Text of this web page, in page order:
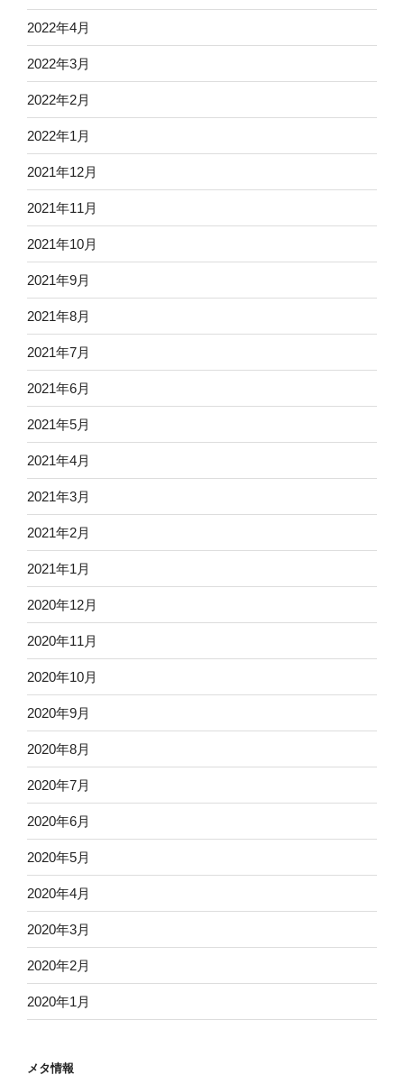
2022年4月
2022年3月
2022年2月
2022年1月
2021年12月
2021年11月
2021年10月
2021年9月
2021年8月
2021年7月
2021年6月
2021年5月
2021年4月
2021年3月
2021年2月
2021年1月
2020年12月
2020年11月
2020年10月
2020年9月
2020年8月
2020年7月
2020年6月
2020年5月
2020年4月
2020年3月
2020年2月
2020年1月
メタ情報